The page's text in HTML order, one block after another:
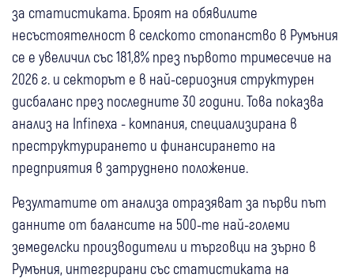
за статистиката. Броят на обявилите
несъстоятелност в селското стопанство в Румъния
се е увеличил със 181,8% през първото тримесечие на
2026 г. и секторът е в най-сериозния структурен
дисбаланс през последните 30 години. Това показва
анализ на Infinexa - компания, специализирана в
преструктурирането и финансирането на
предприятия в затруднено положение.
Резултатите от анализа отразяват за първи път
данните от балансите на 500-те най-големи
земеделски производители и търговци на зърно в
Румъния, интегрирани със статистиката на